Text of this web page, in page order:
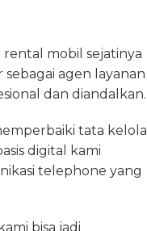
mobil sejatinya
agen layanan
dan diandalkan.
tata kelola
digital kami
telephone yang
bisa jadi